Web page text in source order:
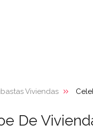
Viviendas
De